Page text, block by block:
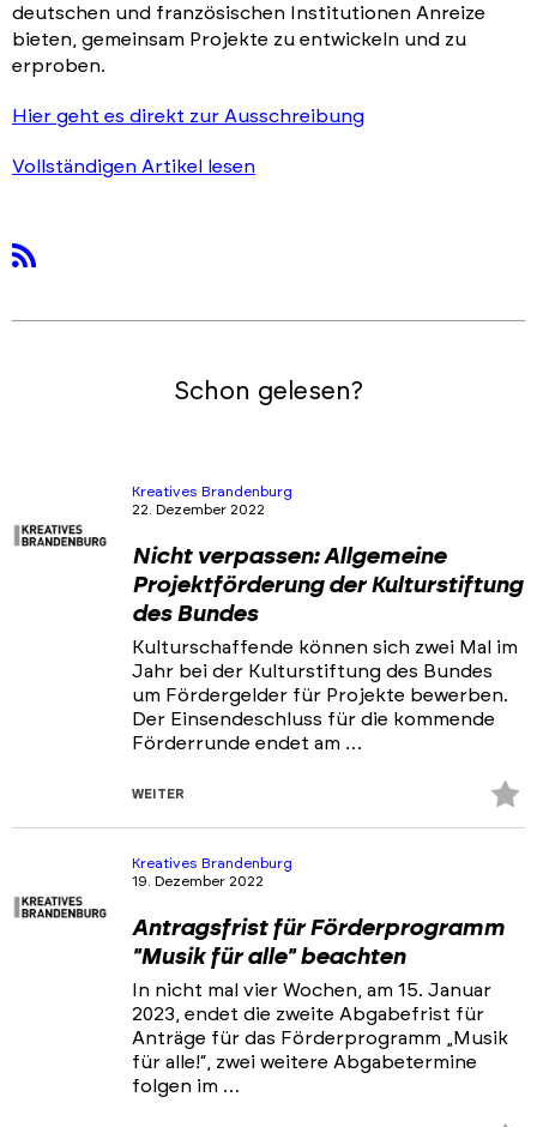
deutschen und französischen Institutionen Anreize
bieten, gemeinsam Projekte zu entwickeln und zu
erproben.
Hier geht es direkt zur Ausschreibung
Vollständigen Artikel lesen
Schon gelesen?
Kreatives Brandenburg
22. Dezember 2022
Nicht verpassen: Allgemeine
Projektförderung der Kulturstiftung
des Bundes
Kulturschaffende können sich zwei Mal im
Jahr bei der Kulturstiftung des Bundes
um Fördergelder für Projekte bewerben.
Der Einsendeschluss für die kommende
Förderrunde endet am …
WEITER
Kreatives Brandenburg
19. Dezember 2022
Antragsfrist für Förderprogramm
"Musik für alle" beachten
In nicht mal vier Wochen, am 15. Januar
2023, endet die zweite Abgabefrist für
Anträge für das Förderprogramm „Musik
für alle!“, zwei weitere Abgabetermine
folgen im …